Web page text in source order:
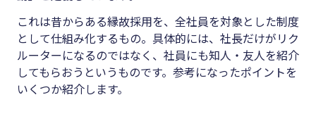
これは昔からある縁故採用を、全社員を対象とした制度
として仕組み化するもの。具体的には、社長だけがリク
ルーターになるのではなく、社員にも知人・友人を紹介
してもらおうというものです。参考になったポイントを
いくつか紹介します。